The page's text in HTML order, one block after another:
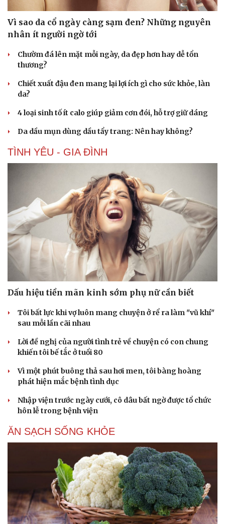
Sân khấu - Điện ảnh
Âm nhạc
Vì sao da cổ ngày càng sạm đen? Những nguyên
nhân ít người ngờ tới
Chườm đá lên mặt mỗi ngày, da đẹp hơn hay dễ tổn
thương?
Chiết xuất đậu đen mang lại lợi ích gì cho sức khỏe, làn
da?
4 loại sinh tố ít calo giúp giảm cơn đói, hỗ trợ giữ dáng
Da dầu mụn dùng dầu tẩy trang: Nên hay không?
TÌNH YÊU - GIA ĐÌNH
Dấu hiệu tiền mãn kinh sớm phụ nữ cần biết
Tôi bất lực khi vợ luôn mang chuyện ở rể ra làm "vũ khí"
sau mỗi lần cãi nhau
Lời đề nghị của người tình trẻ về chuyện có con chung
khiến tôi bế tắc ở tuổi 80
Vì một phút buông thả sau hơi men, tôi bàng hoàng
phát hiện mắc bệnh tình dục
Nhập viện trước ngày cưới, cô dâu bất ngờ được tổ chức
hôn lễ trong bệnh viện
ĂN SẠCH SỐNG KHỎE